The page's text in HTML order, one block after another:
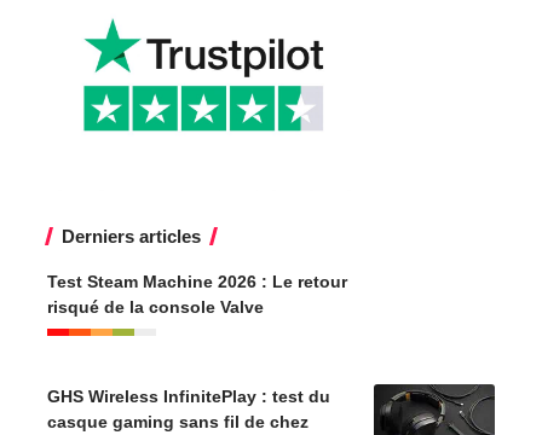
Derniers articles
Test Steam Machine 2026 : Le retour
risqué de la console Valve
GHS Wireless InfinitePlay : test du
casque gaming sans fil de chez